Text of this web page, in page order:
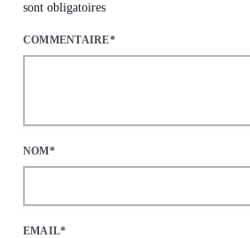
sont obligatoires
COMMENTAIRE*
NOM*
EMAIL*